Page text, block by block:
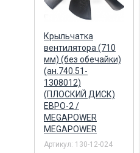
Крыльчатка
вентилятора (710
мм) (без обечайки)
(ан.740.51-
1308012)
(ПЛОСКИЙ ДИСК)
ЕВРО-2 /
MEGAPOWER
MEGAPOWER
Артикул: 130-12-024